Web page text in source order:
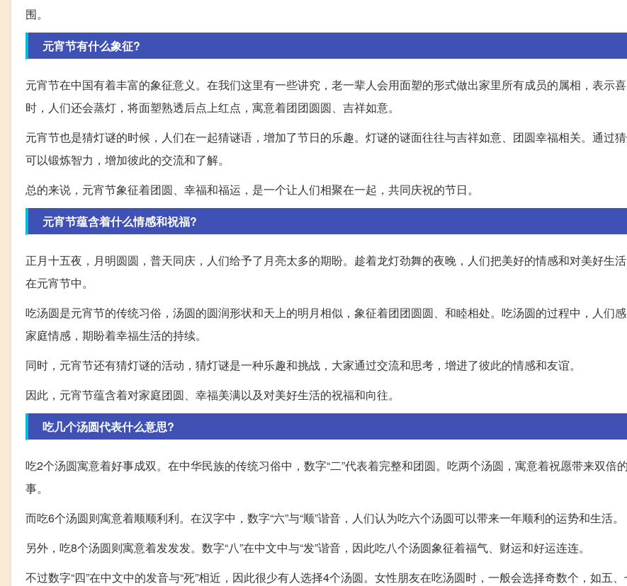
围。
元宵节有什么象征?
元宵节在中国有着丰富的象征意义。在我们这里有一些讲究，老一辈人会用面塑的形式做出家里所有成员的属相，表示
时，人们还会蒸灯，将面塑熟透后点上红点，寓意着团团圆圆、吉祥如意。
元宵节也是猜灯谜的时候，人们在一起猜谜语，增加了节日的乐趣。灯谜的谜面往往与吉祥如意、团圆幸福相关。通过
可以锻炼智力，增加彼此的交流和了解。
总的来说，元宵节象征着团圆、幸福和福运，是一个让人们相聚在一起，共同庆祝的节日。
元宵节蕴含着什么情感和祝福?
正月十五夜，月明圆圆，普天同庆，人们给予了月亮太多的期盼。趁着龙灯劲舞的夜晚，人们把美好的情感和对美好生
在元宵节中。
吃汤圆是元宵节的传统习俗，汤圆的圆润形状和天上的明月相似，象征着团团圆圆、和睦相处。吃汤圆的过程中，人们
家庭情感，期盼着幸福生活的持续。
同时，元宵节还有猜灯谜的活动，猜灯谜是一种乐趣和挑战，大家通过交流和思考，增进了彼此的情感和友谊。
因此，元宵节蕴含着对家庭团圆、幸福美满以及对美好生活的祝福和向往。
吃几个汤圆代表什么意思?
吃2个汤圆寓意着好事成双。在中华民族的传统习俗中，数字“二”代表着完整和团圆。吃两个汤圆，寓意着祝愿带来双倍
事。
而吃6个汤圆则寓意着顺顺利利。在汉字中，数字“六”与“顺”谐音，人们认为吃六个汤圆可以带来一年顺利的运势和生活。
另外，吃8个汤圆则寓意着发发发。数字“八”在中文中与“发”谐音，因此吃八个汤圆象征着福气、财运和好运连连。
不过数字“四”在中文中的发音与“死”相近，因此很少有人选择4个汤圆。女性朋友在吃汤圆时，一般会选择奇数个，如五